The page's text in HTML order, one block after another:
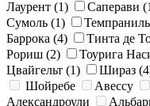
Лаурент (1) Саперави
Сумоль (1)
Баррока (4) Тинта де
Рориш (2) Тоурига
Цвайгельт (1) Шираз
Шойребе
Авессу
Александроули